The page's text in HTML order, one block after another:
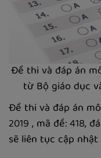
Đề thi và đáp án
từ Bộ giáo dục
Đề thi và đáp án
2019 , mã đề: 418,
sẽ liên tục cập